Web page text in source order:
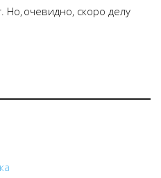
Но, очевидно, скоро делу